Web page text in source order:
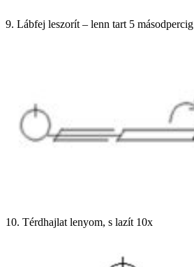
9. Lábfej leszorít – lenn tart 5
10. Térdhajlat lenyom, s lazít 10x